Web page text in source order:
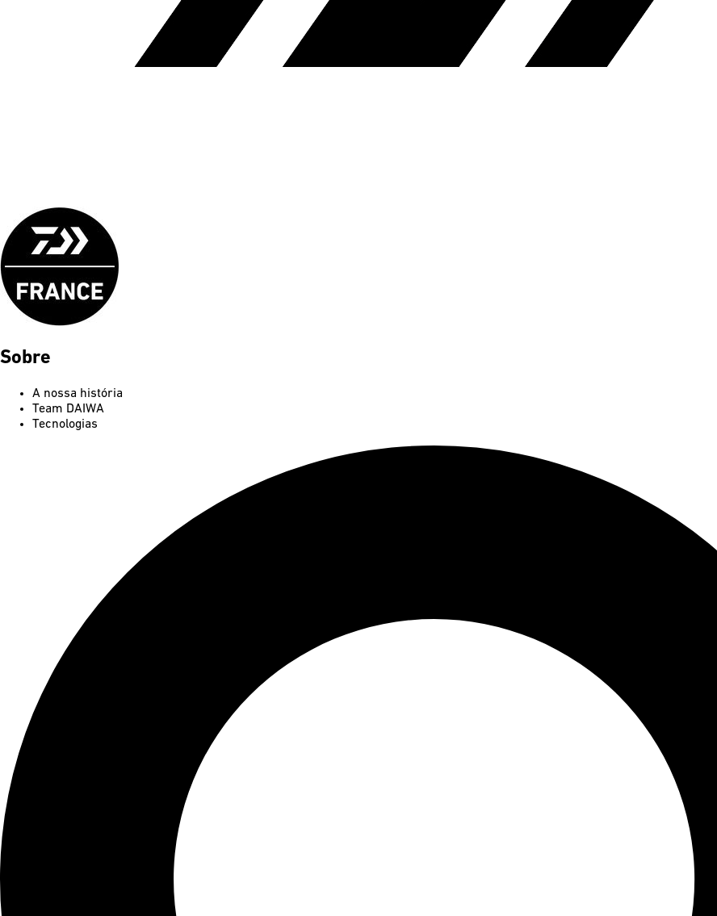
Sobre
A nossa história
Team DAIWA
Tecnologias